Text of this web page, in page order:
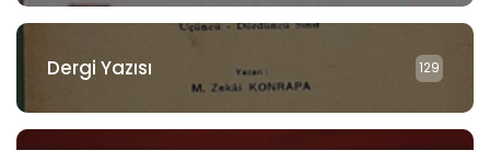
Dergi Yazısı 129